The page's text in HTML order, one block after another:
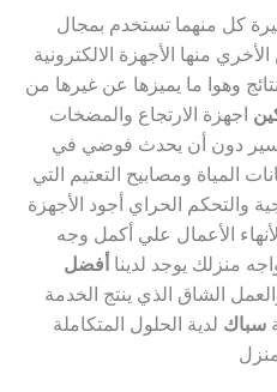
كل منهما تستخدم بمجال
منها الأجهزة الالكترونية
وهوا ما يميزها عن غيرها من
اجهزة الارتجاع والمضخات
دون أن يحدث فوضي في
المياة ومصابيح التعتيم التي
والتحكم الحراي أجود الأجهزة
لأنهاء الأعمال علي أكمل وجه
منزلك يوجد لدينا أفضل
الشاق الذي ينتج الخدمة
سباك لدية الحلول المتكاملة